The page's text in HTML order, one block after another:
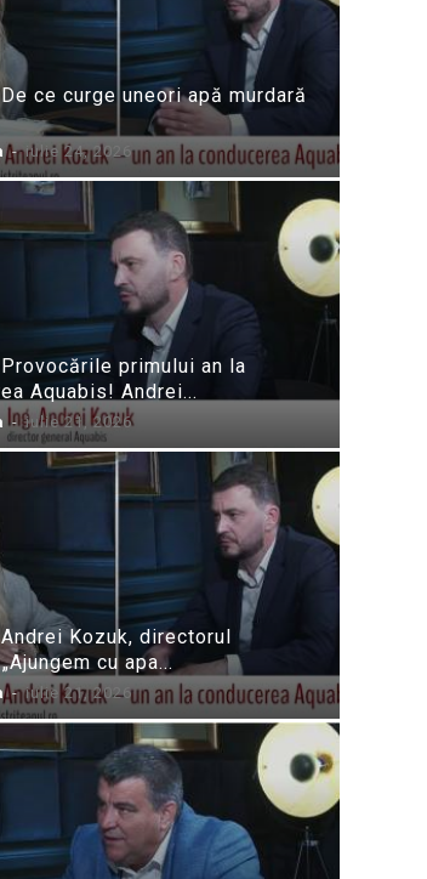
ce curge uneori apă murdară
- iulie 24, 2026
primului an la
Aquabis! Andrei...
- iulie 21, 2026
Kozuk, directorul
cu apa...
- iulie 21, 2026